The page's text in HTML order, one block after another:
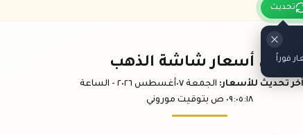
تحديث
فوراً
باقي أسعار شاشة الذهب
آخر تحديث للأسعار: الجمعة ٠٧ أغسطس ٢٠٢٦ -
الساعة
٠٩:٠٥:١٨ ص بتوقيت موروني